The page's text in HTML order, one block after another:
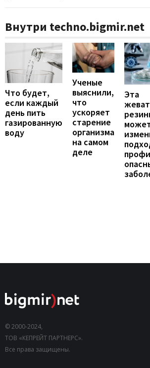
Внутри techno.bigmir.net
Что будет,
если каждый
день пить
газированную
воду
Ученые
выяснили,
что
ускоряет
старение
организма
на самом
деле
Эта
© 2000-2024,
ТОВ «КЕПРЕЙТ ПАРТНЕРС».
Все права защищены.